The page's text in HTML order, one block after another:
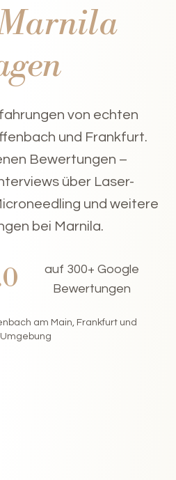
von echten
und Frankfurt.
Bewertungen –
über Laser-
und weitere
bei Marnila.
auf 300+ Google
Bewertungen
am Main, Frankfurt und
Umgebung